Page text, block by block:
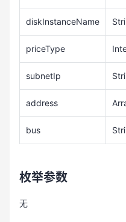
diskInstanceName
priceType
subnetIp
address
bus
枚举参数
无